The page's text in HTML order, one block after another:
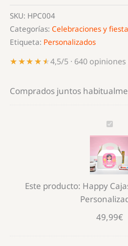
SKU: HPC004
Categorías: Celebraciones y
Etiqueta: Personalizados
★★★★★
★★★★★4,5/5 · 640
Comprados juntos
Happy
Cajas
Niña
Este producto: Happy
49,99€